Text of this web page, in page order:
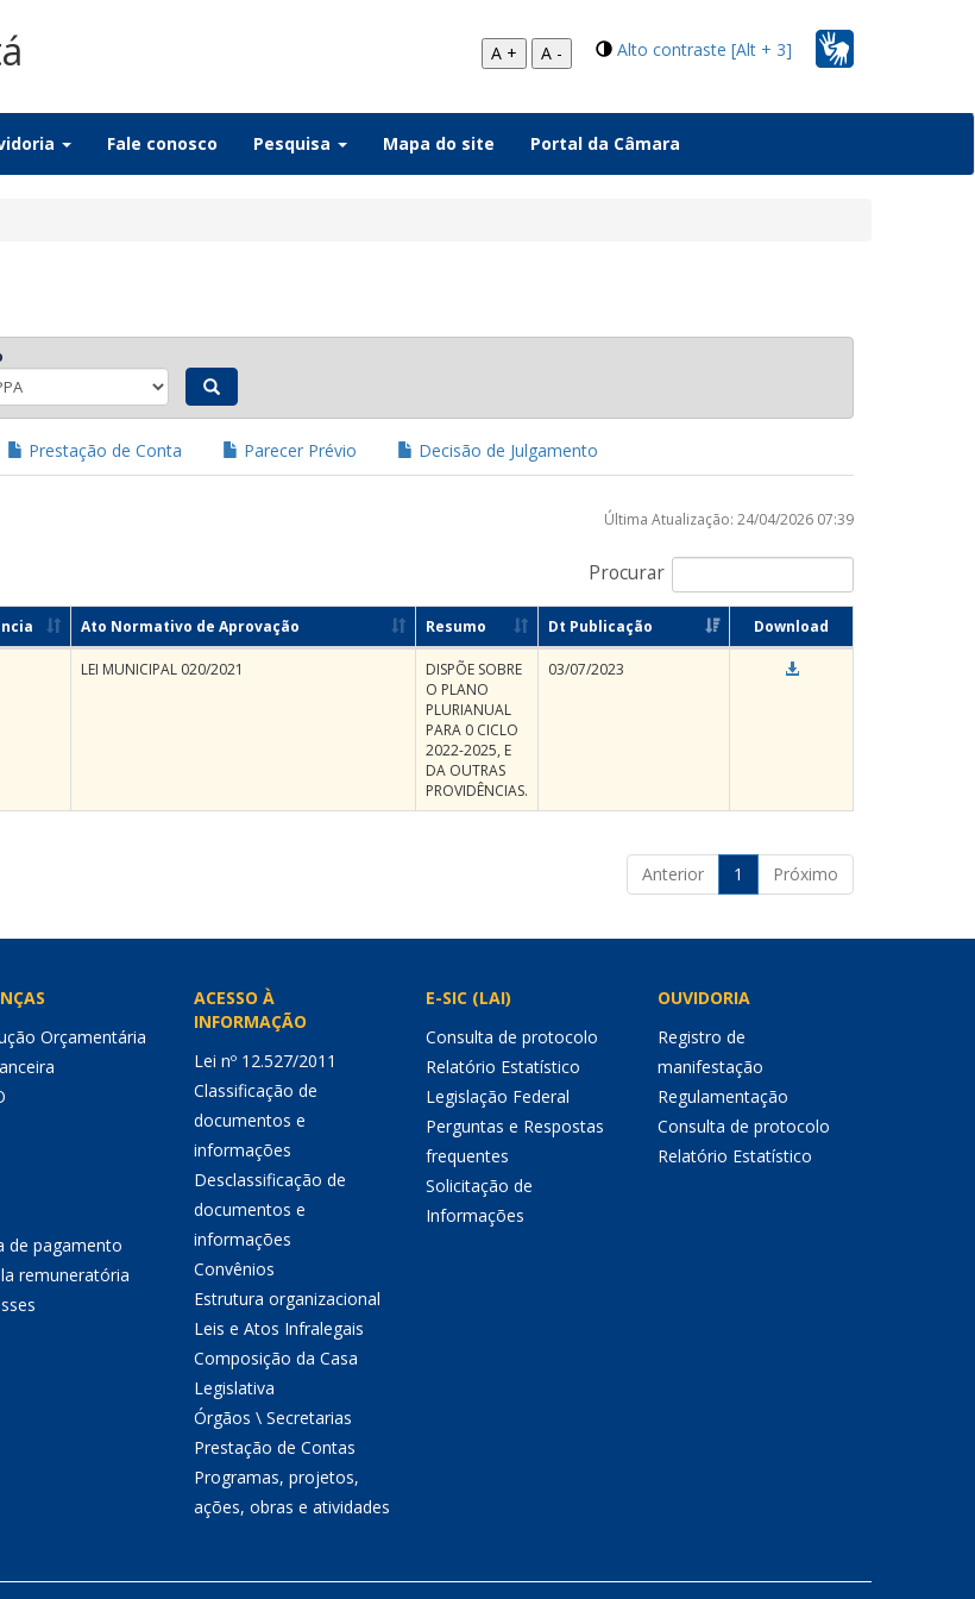
Alto contraste [Alt + 3]
A + A -
Fale conosco Pesquisa Mapa do site Portal da Câmara
Prestação de Conta Parecer Prévio Decisão de Julgamento
Procurar
Última Atualização: 24/04/2026 07:39
Ato Normativo de Aprovação Resumo Dt Publicação Download
LEI MUNICIPAL 020/2021
DISPÕE SOBRE
O PLANO
PLURIANUAL
PARA 0 CICLO
2022-2025, E
DA OUTRAS
PROVIDÊNCIAS.
03/07/2023
Anterior
1 Próximo
Orçamentária
de pagamento
remuneratória
ACESSO À
INFORMAÇÃO
Lei nº 12.527/2011
Classificação de
documentos e
informações
Desclassificação de
documentos e
informações
Convênios
Estrutura organizacional
Leis e Atos Infralegais
Composição da Casa
Legislativa
Órgãos \ Secretarias
Prestação de Contas
Programas, projetos,
ações, obras e atividades
E-SIC (LAI)
Consulta de protocolo
Relatório Estatístico
Legislação Federal
Perguntas e Respostas
frequentes
Solicitação de
Informações
OUVIDORIA
Registro de
manifestação
Regulamentação
Consulta de protocolo
Relatório Estatístico